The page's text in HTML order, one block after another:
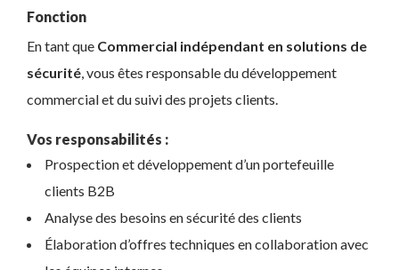
Fonction
En tant que Commercial indépendant en solutions de
sécurité, vous êtes responsable du développement
commercial et du suivi des projets clients.
Vos responsabilités :
Prospection et développement d’un portefeuille
clients B2B
Analyse des besoins en sécurité des clients
Élaboration d’offres techniques en collaboration avec